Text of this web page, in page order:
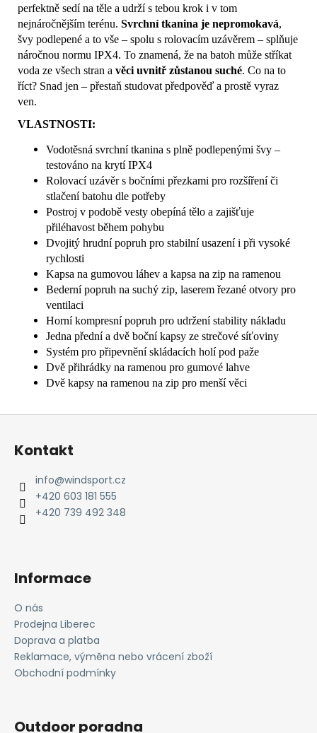
perfektně sedí na těle a udrží s tebou krok i v tom
nejnáročnějším terénu. Svrchní tkanina je nepromokavá,
švy podlepené a to vše – spolu s rolovacím uzávěrem – splňuje
náročnou normu IPX4. To znamená, že na batoh může stříkat
voda ze všech stran a věci uvnitř zůstanou suché. Co na to
říct? Snad jen – přestaň studovat předpověď a prostě vyraz
ven.
VLASTNOSTI:
Vodotěsná svrchní tkanina s plně podlepenými švy –
testováno na krytí IPX4
Rolovací uzávěr s bočními přezkami pro rozšíření či
stlačení batohu dle potřeby
Postroj v podobě vesty obepíná tělo a zajišťuje
přiléhavost během pohybu
Dvojitý hrudní popruh pro stabilní usazení i při vysoké
rychlosti
Kapsa na gumovou láhev a kapsa na zip na ramenou
Bederní popruh na suchý zip, laserem řezané otvory pro
ventilaci
Horní kompresní popruh pro udržení stability nákladu
Jedna přední a dvě boční kapsy ze strečové síťoviny
Systém pro připevnění skládacích holí pod paže
Dvě přihrádky na ramenou pro gumové lahve
Dvě kapsy na ramenou na zip pro menší věci
Z
Kontakt
info@windsport.cz
+420 603 181 555
+420 739 492 348
Informace
O nás
Prodejna Liberec
Doprava a platba
Reklamace, výměna nebo vrácení zboží
Obchodní podmínky
Outdoor poradna